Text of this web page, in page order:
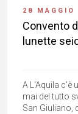
28 MAGGIO
Convento
lunette
A L'Aquila c'è
mai del tutto
San Giuliano,